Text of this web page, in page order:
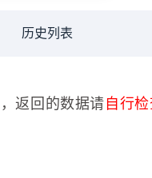
历史列表
，返回的数据请 自行